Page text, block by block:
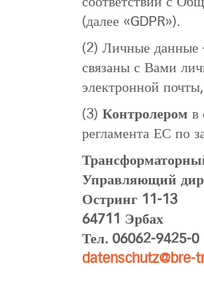
(далее «GDPR»).
(2) Личные данные
связаны с Вами
электронной
(3) Контролером в
регламента ЕС по
Управляющий
Остринг 11-13
64711 Эрбах
Тел. 06062-9425-0
datenschutz@bre-